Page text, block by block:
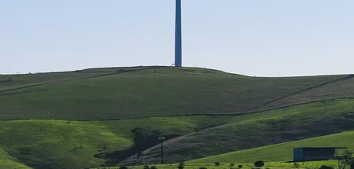
Öncelikle işçilik ve kalite olarak çok memnun kaldım,
istediğim modeller birebir yapıldı. Önceliği müşteri
memnuniyeti, kusursuz hizmet. Herkese tavsiye ederim.